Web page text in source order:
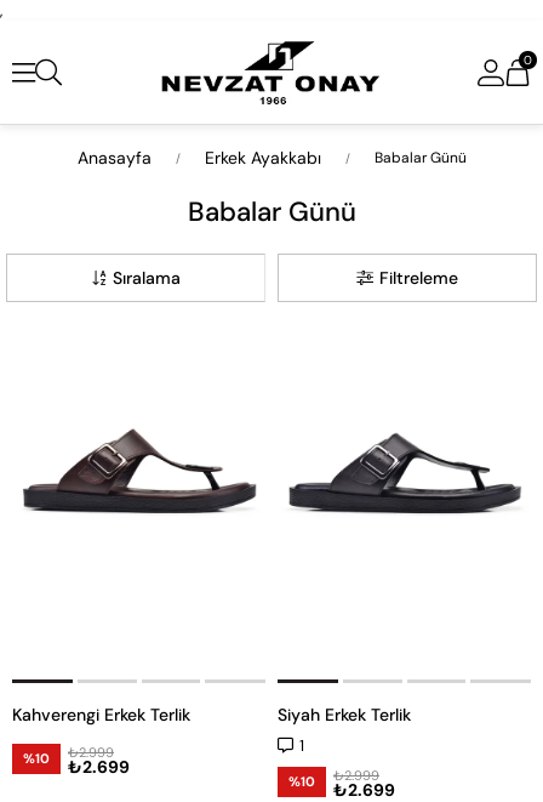
,
0
Anasayfa Erkek Ayakkabı Babalar Günü
Babalar Günü
Filtreleme
Sıralama
Kahverengi Erkek Terlik
%10 ₺2.699
₺2.999
Siyah Erkek Terlik
1
%10 ₺2.699
₺2.999